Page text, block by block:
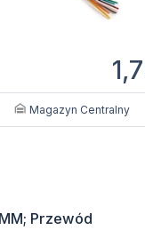
Magazyn Centralny
Przewód